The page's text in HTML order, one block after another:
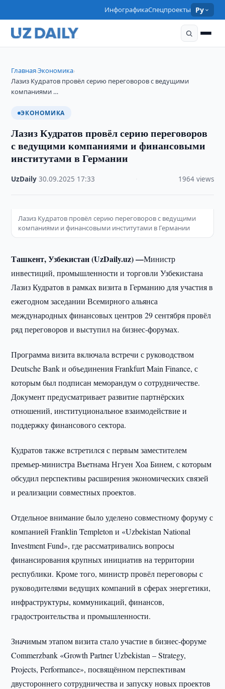
ИнфографикаСпецпроекты Ру
Главная›Экономика›
Лазиз Кудратов провёл серию переговоров с ведущими
компаниями …
ЭКОНОМИКА
Лазиз Кудратов провёл серию переговоров
с ведущими компаниями и финансовыми
институтами в Германии
UzDaily ·30.09.2025 17:33 1964 views
Лазиз Кудратов провёл серию переговоров с ведущими
компаниями и финансовыми институтами в Германии
Ташкент, Узбекистан (UzDaily.uz) —Министр
инвестиций, промышленности и торговли Узбекистана
Лазиз Кудратов в рамках визита в Германию для участия в
ежегодном заседании Всемирного альянса
международных финансовых центров 29 сентября провёл
ряд переговоров и выступил на бизнес-форумах.
Программа визита включала встречи с руководством
Deutsche Bank и объединения Frankfurt Main Finance, с
которым был подписан меморандум о сотрудничестве.
Документ предусматривает развитие партнёрских
отношений, институциональное взаимодействие и
поддержку финансового сектора.
Кудратов также встретился с первым заместителем
премьер-министра Вьетнама Нгуен Хоа Бинем, с которым
обсудил перспективы расширения экономических связей
и реализации совместных проектов.
Отдельное внимание было уделено совместному форуму с
компанией Franklin Templeton и «Uzbekistan National
Investment Fund», где рассматривались вопросы
финансирования крупных инициатив на территории
республики. Кроме того, министр провёл переговоры с
руководителями ведущих компаний в сферах энергетики,
инфраструктуры, коммуникаций, финансов,
градостроительства и промышленности.
Значимым этапом визита стало участие в бизнес-форуме
Commerzbank «Growth Partner Uzbekistan – Strategy,
Projects, Performance», посвящённом перспективам
двустороннего сотрудничества и запуску новых проектов